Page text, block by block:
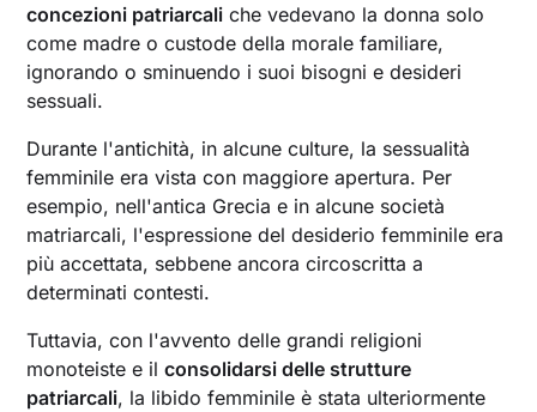
concezioni patriarcali che vedevano la donna solo
come madre o custode della morale familiare,
ignorando o sminuendo i suoi bisogni e desideri
sessuali.
Durante l'antichità, in alcune culture, la sessualità
femminile era vista con maggiore apertura. Per
esempio, nell'antica Grecia e in alcune società
matriarcali, l'espressione del desiderio femminile era
più accettata, sebbene ancora circoscritta a
determinati contesti.
Tuttavia, con l'avvento delle grandi religioni
monoteiste e ilconsolidarsi delle strutture
patriarcali, la libido femminile è stata ulteriormente